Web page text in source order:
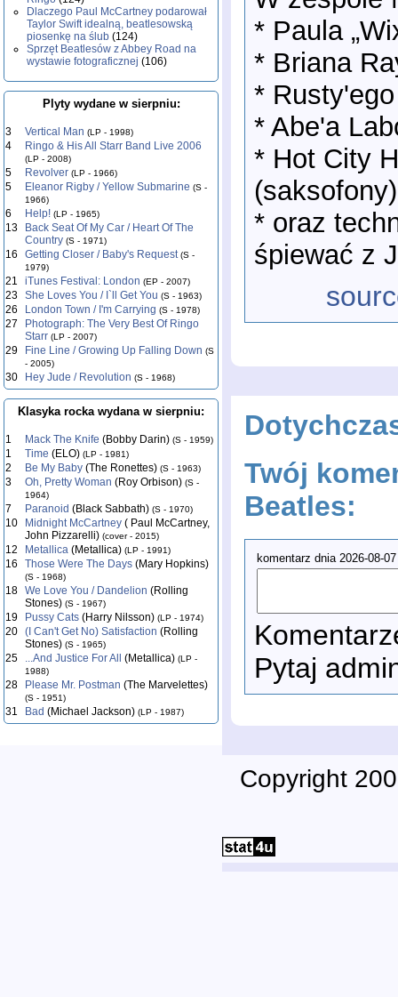
Dlaczego Paul McCartney podarował
Taylor Swift idealną, beatlesowską
piosenkę na ślub (124)
Sprzęt Beatlesów z Abbey Road na
wystawie fotograficznej (106)
Plyty wydane w sierpniu:
3 Vertical Man (LP - 1998)
4 Ringo & His All Starr Band Live 2006
(LP - 2008)
5 Revolver (LP - 1966)
5 Eleanor Rigby / Yellow Submarine (S -
1966)
6 Help! (LP - 1965)
13
Back Seat Of My Car / Heart Of The
Country (S - 1971)
16 Getting Closer / Baby's Request (S -
1979)
21 iTunes Festival: London (EP - 2007)
23 She Loves You / I`ll Get You (S - 1963)
26 London Town / I'm Carrying (S - 1978)
27
Photograph: The Very Best Of Ringo
Starr (LP - 2007)
29 Fine Line / Growing Up Falling Down (S
- 2005)
30 Hey Jude / Revolution (S - 1968)
Klasyka rocka wydana w sierpniu:
1 Mack The Knife (Bobby Darin) (S - 1959)
1 Time (ELO) (LP - 1981)
2 Be My Baby (The Ronettes) (S - 1963)
3 Oh, Pretty Woman (Roy Orbison) (S -
1964)
7 Paranoid (Black Sabbath) (S - 1970)
10 Midnight McCartney ( Paul McCartney,
John Pizzarelli) (cover - 2015)
12 Metallica (Metallica) (LP - 1991)
16 Those Were The Days (Mary Hopkins)
(S - 1968)
18 We Love You / Dandelion (Rolling
Stones) (S - 1967)
19 Pussy Cats (Harry Nilsson) (LP - 1974)
20 (I Can't Get No) Satisfaction (Rolling
Stones) (S - 1965)
25 ...And Justice For All (Metallica) (LP -
1988)
28 Please Mr. Postman (The Marvelettes)
(S - 1951)
31 Bad (Michael Jackson) (LP - 1987)
* Paula
* Briana
*
* Abe'a
* Hot City
* oraz
śpiewać z
Twój
Beatles:
komentarz dnia 2026-08-
Pytaj
Copyright